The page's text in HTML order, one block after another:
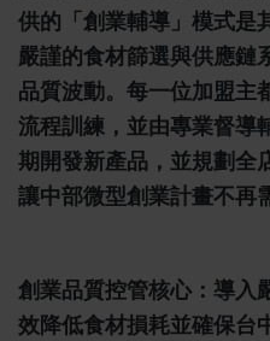
供的「創業輔導」模式是
嚴謹的食材篩選與供應鏈
品質波動。每一位加盟主
流程訓練，並由專業督導
期開發新產品，並規劃全
讓中部微型創業計畫不再
創業品質控管核心：導入
效降低食材損耗並確保台